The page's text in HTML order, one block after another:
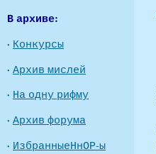
В архиве:
· Конкурсы
· Архив мислей
· На одну рифму
· Архив форума
· ИзбранныеНнОР-ы